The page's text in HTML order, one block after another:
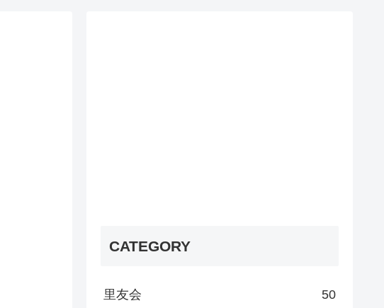
CATEGORY
里友会 50